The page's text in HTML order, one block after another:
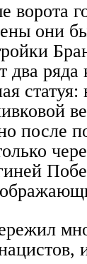
ворота
они
ряда
после